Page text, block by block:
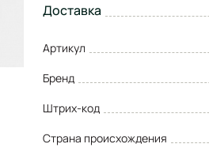
Доставка
Артикул
Бренд
Штрих-код
Страна происхождения